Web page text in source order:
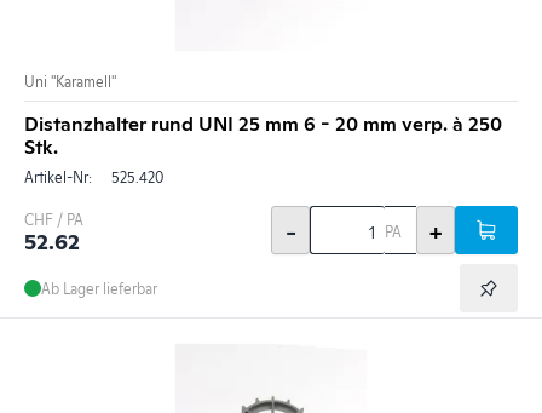
Uni "Karamell"
Distanzhalter rund UNI 25 mm 6 - 20 mm verp. à 250
Stk.
Artikel-Nr: 525.420
CHF / PA
52.62 - PA +
Ab Lager lieferbar